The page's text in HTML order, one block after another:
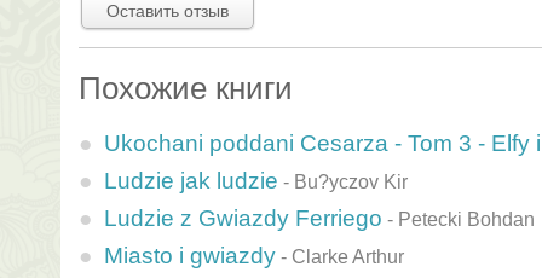
Оставить отзыв
Похожие книги
Ukochani poddani Cesarza - Tom 3 - Elfy
Ludzie jak ludzie - Bu?yczov Kir
Ludzie z Gwiazdy Ferriego - Petecki Bohdan
Miasto i gwiazdy - Clarke Arthur